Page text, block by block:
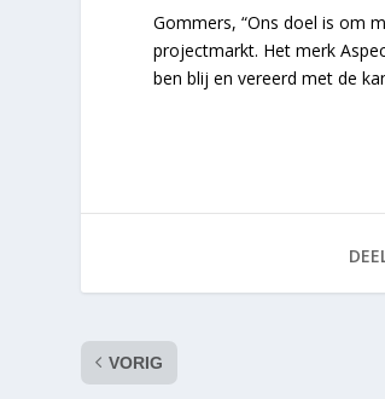
Gommers, “Ons doel is om
projectmarkt. Het merk
ben blij en vereerd met de
VORIG